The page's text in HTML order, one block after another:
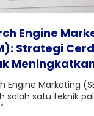
Engine
Strategi
dan
Engine Marketing
salah satu teknik